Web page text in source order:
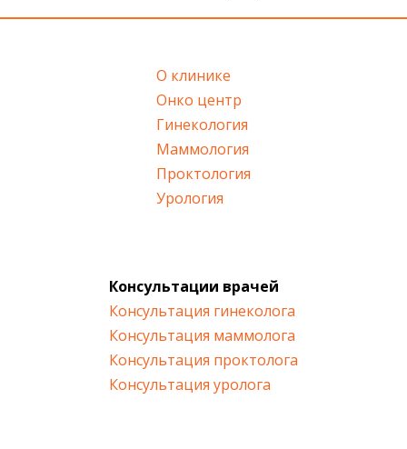
О клинике
Онко центр
Гинекология
Маммология
Проктология
Урология
Консультации врачей
Консультация гинеколога
Консультация маммолога
Консультация проктолога
Консультация уролога